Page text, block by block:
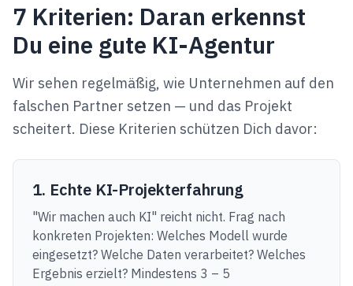
7 Kriterien: Daran erkennst
Du eine gute KI-Agentur
Wir sehen regelmäßig, wie Unternehmen auf den
falschen Partner setzen — und das Projekt
scheitert. Diese Kriterien schützen Dich davor:
1. Echte KI-Projekterfahrung
"Wir machen auch KI" reicht nicht. Frag nach
konkreten Projekten: Welches Modell wurde
eingesetzt? Welche Daten verarbeitet? Welches
Ergebnis erzielt? Mindestens 3 – 5